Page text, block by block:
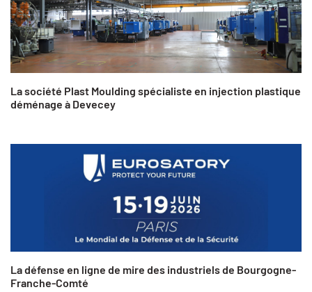
La société Plast Moulding spécialiste en injection plastique
déménage à Devecey
La défense en ligne de mire des industriels de Bourgogne-
Franche-Comté